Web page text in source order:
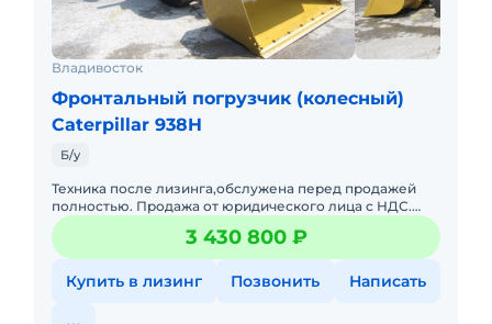
Владивосток
Фронтальный погрузчик (колесный)
Caterpillar 938H
Б/у
Техника после лизинга,обслужена перед продажей
полностью. Продажа от юридического лица с НДС.
Состояние идеальное. Посетите наш сайт для
просмотра всех предлож3 430 800 ₽
Купить в лизинг Позвонить Написать